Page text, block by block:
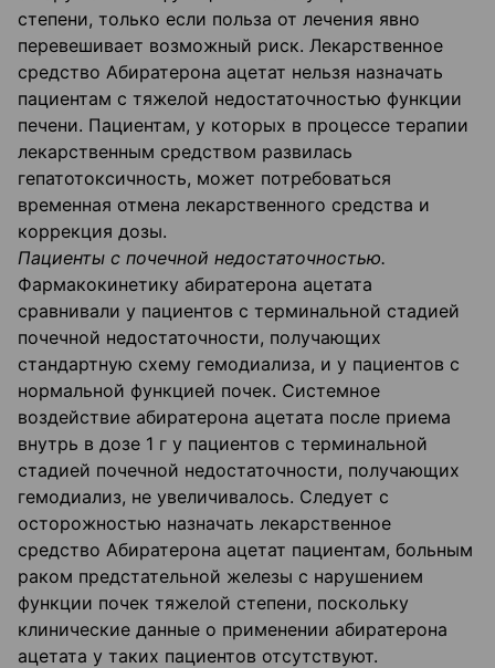
степени, только если польза от лечения явно
перевешивает возможный риск. Лекарственное
средство Абиратерона ацетат нельзя назначать
пациентам с тяжелой недостаточностью функции
печени. Пациентам, у которых в процессе терапии
лекарственным средством развилась
гепатотоксичность, может потребоваться
временная отмена лекарственного средства и
коррекция дозы.
Пациенты с почечной недостаточностью.
Фармакокинетику абиратерона ацетата
сравнивали у пациентов с терминальной стадией
почечной недостаточности, получающих
стандартную схему гемодиализа, и у пациентов с
нормальной функцией почек. Системное
воздействие абиратерона ацетата после приема
внутрь в дозе 1 г у пациентов с терминальной
стадией почечной недостаточности, получающих
гемодиализ, не увеличивалось. Следует с
осторожностью назначать лекарственное
средство Абиратерона ацетат пациентам, больным
раком предстательной железы с нарушением
функции почек тяжелой степени, поскольку
клинические данные о применении абиратерона
ацетата у таких пациентов отсутствуют.